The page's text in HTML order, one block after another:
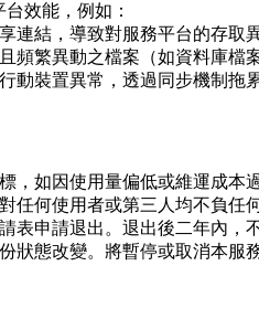
效能，例如：
連結，導致對服務平台的存取
頻繁異動之檔案（如資料庫檔
動裝置異常，透過同步機制拖
，如因使用量偏低或維運成本
任何使用者或第三人均不負任
表申請退出。退出後二年內，
狀態改變。將暫停或取消本服務